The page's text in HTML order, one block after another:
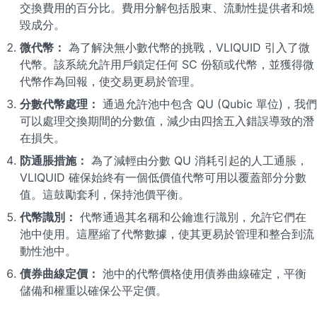
交換費用的百分比。費用分解包括股東、流動性提供者和燒
毀成分。
微代幣： 為了解決無小數代幣的挑戰，VLIQUID 引入了微
代幣。該系統允許用戶鎖定任何 SC 份額或代幣，並獲得微
代幣作為回報，使交易更易於管理。
分數代幣處理： 通過允許池中包含 QU (Qubic 單位)，我們
可以處理交換期間的分數值，減少由四捨五入錯誤導致的潛
在損失。
防通脹措施： 為了減輕由分數 QU 消耗引起的人工通脹，
VLIQUID 確保始終有一個低價值代幣可用以覆蓋部分分數
值。這鼓勵套利，保持池價平衡。
代幣識別： 代幣通過其名稱和公鑰進行識別，允許它們在
池中使用。這壓縮了代幣數據，使其更易於管理和整合到流
動性池中。
債券曲線定價： 池中的代幣價格使用債券曲線確定，平衡
儲備和權重以確保公平定價。